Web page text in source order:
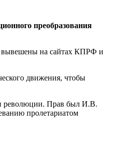
преобразования
вывешены на сайтах КПРФ и
движения, чтобы
революции. Прав был И.В.
пролетариатом